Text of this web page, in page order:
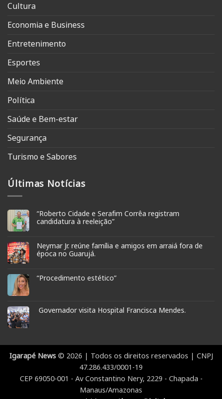
Cultura
Economia e Business
Entretenimento
Esportes
Meio Ambiente
Política
Saúde e Bem-estar
Segurança
Turismo e Sabores
Últimas Notícias
“Roberto Cidade e Serafim Corrêa registram
candidatura à reeleição”
Neymar Jr. reúne família e amigos em arraiá fora de
época no Guarujá.
“Procedimento estético”
Governador visita Hospital Francisca Mendes.
Igarapé News© 2026 | Todos os direitos reservados | CNPJ
47.286.433/0001-19
CEP 69050-001 - Av Constantino Nery, 2229 - Chapada -
Manaus/Amazonas